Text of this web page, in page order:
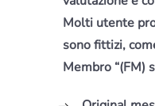
Molti utente
sono fittizi,
Membro “(FM)